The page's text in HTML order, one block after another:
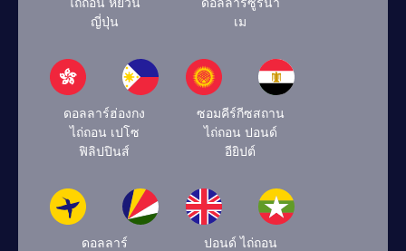
ญี่ปุ่น
เม
ดอลลาร์ฮ่องกง
ไถ่ถอน เปโซ
ฟิลิปปินส์
ซอมคีร์กีซสถาน
ไถ่ถอน ปอนด์
อียิปต์
ดอลลาร์
ปอนด์ ไถ่ถอน